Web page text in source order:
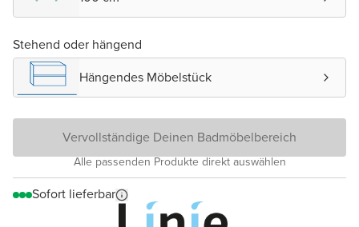
Stehend oder hängend
Hängendes Möbelstück
Vervollständige Deinen Badmöbelbereich
Alle passenden Produkte direkt auswählen
Sofort lieferbar